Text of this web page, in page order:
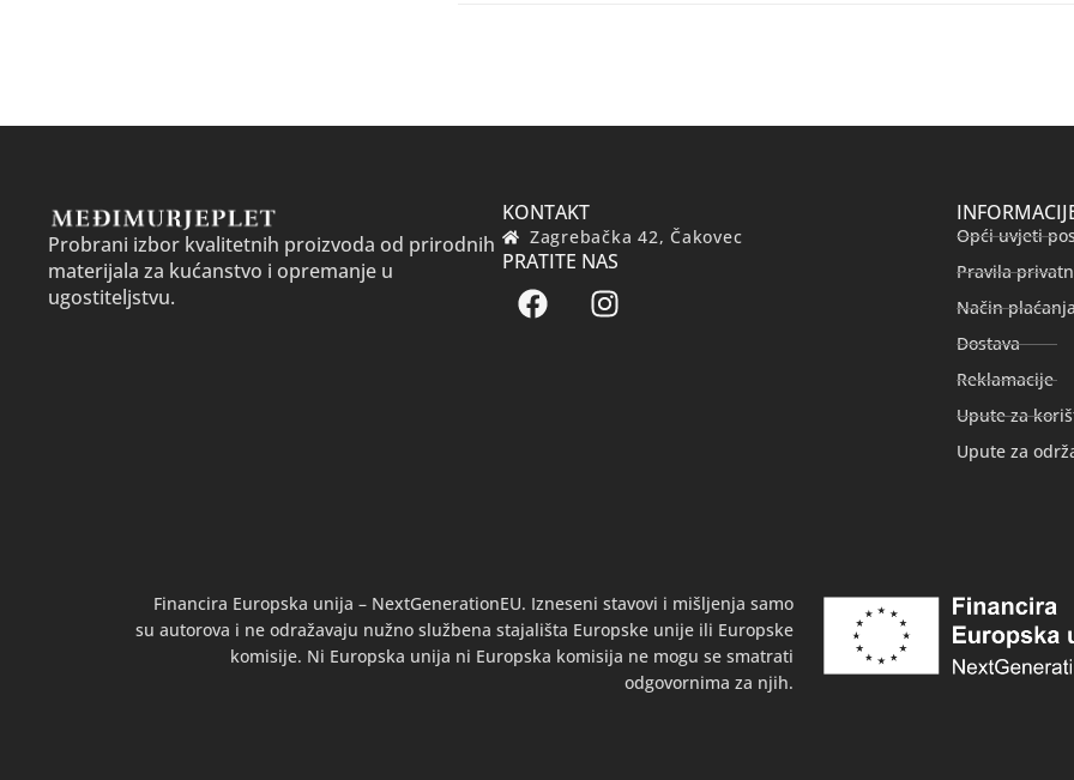
Probrani izbor kvalitetnih proizvoda od prirodnih
materijala za kućanstvo i opremanje u
ugostiteljstvu.
KONTAKT
Zagrebačka 42, Čakovec
PRATITE NAS
Opći uvjeti
Pravila
Način
Dostava
Reklamacije
Upute za
Upute za
Financira Europska unija – NextGenerationEU. Izneseni stavovi i mišljenja samo
su autorova i ne odražavaju nužno službena stajališta Europske unije ili Europske
komisije. Ni Europska unija ni Europska komisija ne mogu se smatrati
odgovornima za njih.